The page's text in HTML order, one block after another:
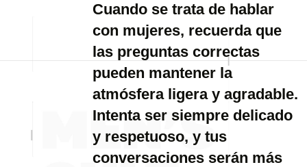
Cuando se trata de hablar
con mujeres, recuerda que
las preguntas correctas
pueden mantener la
atmósfera ligera y agradable.
Intenta ser siempre delicado
y respetuoso, y tus
conversaciones serán más